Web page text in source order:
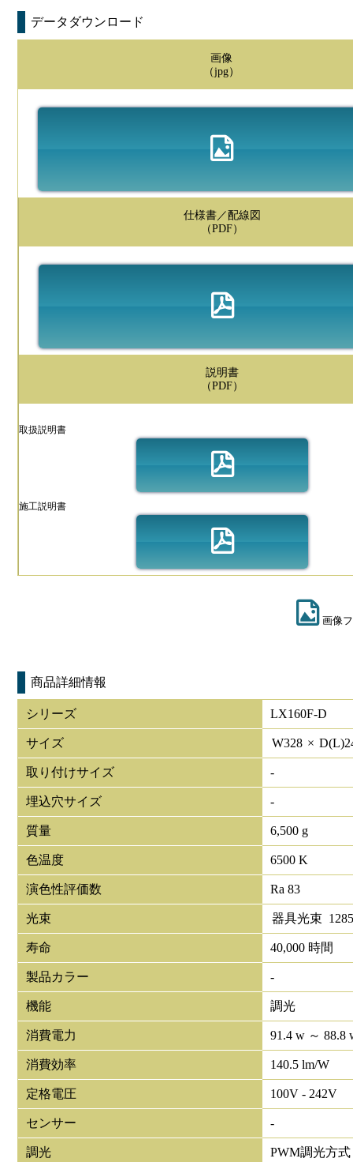
データダウンロード
画像
（jpg）
仕様書／配線図
（PDF）
説明書
（PDF）
取扱説明書
施工説明書
画像
商品詳細情報
シリーズ LX160F-D
サイズ W328 × D(L)
取り付けサイズ -
埋込穴サイズ -
質量 6,500 g
色温度 6500 K
演色性評価数 Ra 83
光束 器具光束
寿命 40,000 時間
製品カラー -
機能 調光
消費電力 91.4 w ～ 88.8
消費効率 140.5 lm/W
定格電圧 100V - 242V
センサー -
調光 PWM調光方式